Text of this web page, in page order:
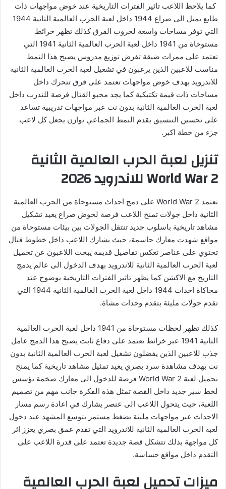
كما يلاحظ اللاعب تاثير الفترات التاريخية عند خوض مواجهات ذات
طابع يميل الى صراع 1944 داخل لعبة الحرب العالمية الثانية 1944
التي توفر مساحات واسعة لحروب الفرق كذلك تظهر خرائط
مستوحاة من 1941 داخل لعبة الحرب العالمية الثانية 1941 التي
تعتمد على ممرات ضيقة تفرض توزيع مدروس يصبح هذا النمط
مناسب للاعبين الذين يرغبون في تشغيل لعبة الحرب العالمية الثانية
للاندرويد بهدف خوض مواجهات تعتمد على فرق تتحرك داخل
مساحات ذات قيمة تكتيكية كما يجد محبو القتال فرصة للتدرب داخل
لعبة الحرب العالمية الثانية بدون نت عبر مواجهات تدريبية تساعد
على تحسين التنسيق يقدم النمط الجماعي توازن يجعل كل لاعب
جزء من خطة اكبر.
تنزيل لعبة الحرب العالمية الثانية
World War 2 للاندرويد 2026
تعتمد World War 2 على دمج احداث مستوحاة من الحرب العالمية
الثانية داخل جولات تمنح اللاعب فرصة لخوض صراع يعيد تشكيل
مشاهد تاريخية باسلوب جديد تنتقل الجولات بين بيئات مستوحاة من
مواقع شهدت معارك حاسمة، حيث يشارك اللاعب داخل خطوط قتال
تحتوي على عناصر تعكس تفاصيل قديمة يبحث اللاعبون عن تحميل
لعبة الحرب العالمية الثانية للاندرويد بهدف الدخول الى عالم يدمج
التاريخ مع الاكشن كما يظهر تاثير الفترات التاريخية بوضوح عند
محاكاة احداث 1944 داخل لعبة الحرب العالمية الثانية 1944 التي
تقدم جولات مليئة بتقدم وحدات مشاة.
كذلك تظهر لحظات مستوحاة من 1941 داخل لعبة الحرب العالمية
الثانية 1941 عبر خرائط تعتمد على دفاع ثابت يصبح هذا الدمج عامل
جذب للاعبين الذين يفضلون تشغيل لعبة الحرب العالمية الثانية بدون
نت بهدف مشاهدة سرد بصري يعيد تمثيل مشاهد تاريخية كما يمنح
تحميل لعبة World War 2 فرصة للدخول الى معارك ضخمة تؤسس
لخط سير جديد داخل القصة تمثل هذه الفكرة جانب مهم من تصميم
اللعبة، حيث يتحول اللاعب الى عنصر يشارك في اعادة رسم مسار
الاحداث عبر مواجهات مليئة بضغط مستمر يتوسع المشهد عند دخول
لعبة الحرب العالمية الثانية للاندرويد التي تقدم عمق بصري يعزز اثر
كل مواجهة بذلك تتشكل قصة جديدة تعتمد على قدرة اللاعب على
التقدم داخل مواقع حساسة.
ميزات تحميل لعبة الحرب العالمية